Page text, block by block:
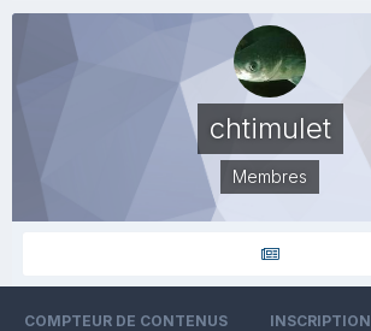
chtimulet
Membres
COMPTEUR DE CONTENUS INSCRIPTION